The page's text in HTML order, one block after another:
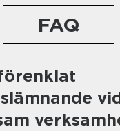
FAQ